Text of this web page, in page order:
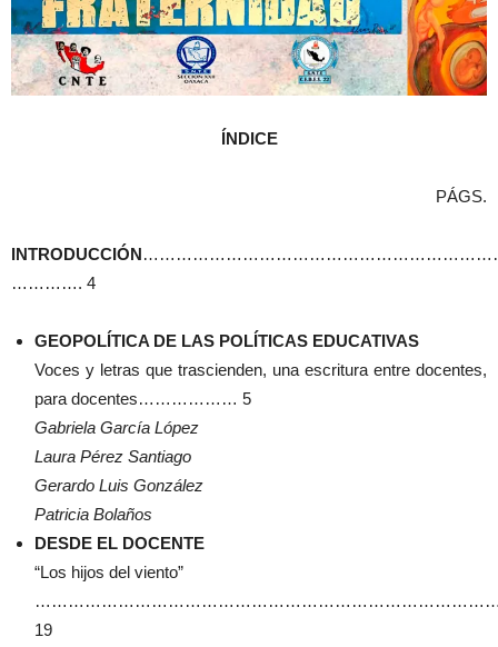
ÍNDICE
PÁGS.
INTRODUCCIÓN
…………. 4
GEOPOLÍTICA DE LAS POLÍTICAS EDUCATIVAS
Voces y letras que trascienden, una escritura entre docentes,
para docentes……………… 5
Gabriela García López
Laura Pérez Santiago
Gerardo Luis González
Patricia Bolaños
DESDE EL DOCENTE
“Los hijos del viento”
19